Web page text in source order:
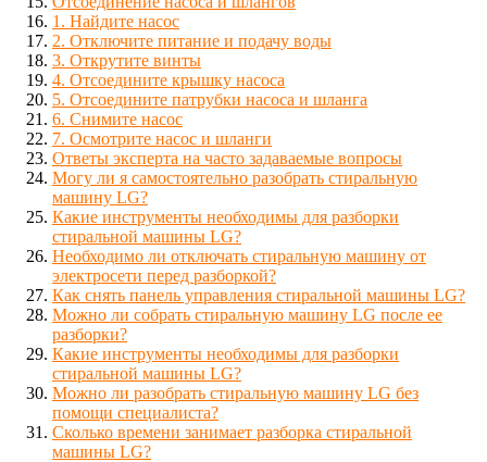
1. Найдите насос
2. Отключите питание и подачу воды
3. Открутите винты
4. Отсоедините крышку насоса
5. Отсоедините патрубки насоса и шланга
6. Снимите насос
7. Осмотрите насос и шланги
Ответы эксперта на часто задаваемые вопросы
Могу ли я самостоятельно разобрать стиральную
машину LG?
Какие инструменты необходимы для разборки
стиральной машины LG?
Необходимо ли отключать стиральную машину от
электросети перед разборкой?
Как снять панель управления стиральной машины LG?
Можно ли собрать стиральную машину LG после ее
разборки?
Какие инструменты необходимы для разборки
стиральной машины LG?
Можно ли разобрать стиральную машину LG без
помощи специалиста?
Сколько времени занимает разборка стиральной
машины LG?